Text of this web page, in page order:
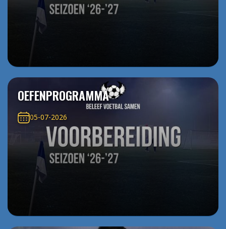
OEFENPROGRAMMA
05-07-2026